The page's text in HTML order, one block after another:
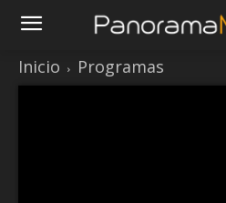
Inicio Programas